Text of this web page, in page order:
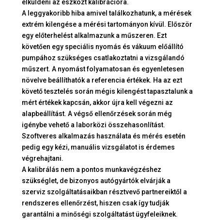
elküldeni az eszközt kalibrációra.
A leggyakoribb hiba amivel találkozhatunk, a mérések
extrém kilengése a mérési tartományon kívül. Először
egy előterhelést alkalmazunk a műszeren. Ezt
követően egy speciális nyomás és vákuum előállító
pumpához szükséges csatlakoztatni a vizsgálandó
műszert. A nyomást folyamatosan és egyenletesen
növelve beállíthatók a referencia értékek. Ha az ezt
követő tesztelés során mégis kilengést tapasztalunk a
mért értékek kapcsán, akkor újra kell végezni az
alapbeállítást. A végső ellenőrzések során még
igénybe vehető a laborközi összehasonlítást.
Szoftveres alkalmazás használata és mérés esetén
pedig egy kézi, manuális vizsgálatot is érdemes
végrehajtani.
A kalibrálás nem a pontos munkavégzéshez
szükséglet, de bizonyos autógyártók elvárják a
szerviz szolgáltatásaikban résztvevő partnereiktől a
rendszeres ellenőrzést, hiszen csak így tudják
garantálni a minőségi szolgáltatást ügyfeleiknek.